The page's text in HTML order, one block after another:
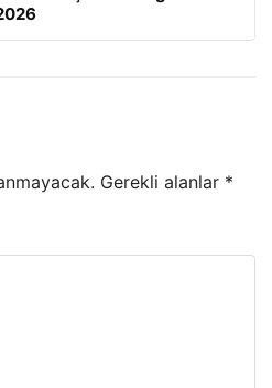
Gerekli alanlar *